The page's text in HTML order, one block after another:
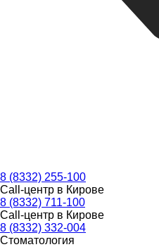
8 (8332) 255-100
Call-центр в Кирове
8 (8332) 711-100
Call-центр в Кирове
8 (8332) 332-004
Стоматология